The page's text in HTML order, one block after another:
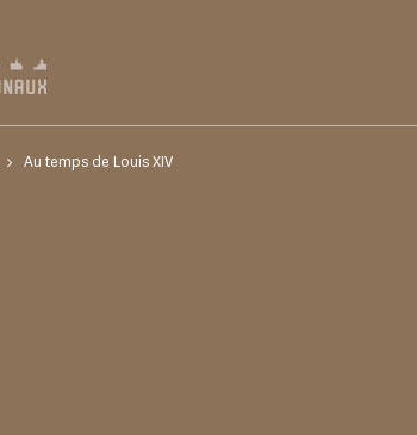
Au temps de Louis XIV